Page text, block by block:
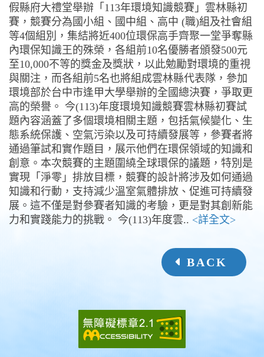
假縣府大禮堂舉辦「113年環境知識競賽」雲林縣初
賽，競賽分為國小組、國中組、高中 (職)組及社會組
等4個組別，集結將近400位環保高手齊聚一堂爭奪縣
內環保知識王的殊榮，各組前10名優勝者頒發500元
至10,000不等的獎金及獎狀，以此勉勵對環境的重視
與關注，而各組前5名也將組成雲林縣代表隊，參加
環境部於台中市逢甲大學舉辦的全國總決賽，爭取更
高的榮譽。 今(113)年度環境知識競賽雲林縣初賽試
題內容涵蓋了多個環境相關主題，包括氣候變化、生
態系統保護、空氣污染以及可持續發展等，參賽者將
通過筆試和實作題目，展示他們在環保領域的知識和
創意。本次競賽的主題圍繞全球環保的議題，特別是
實現「淨零」排放目標，競賽的設計將涉及如何通過
知識和行動，支持減少溫室氣體排放、促進可持續發
展。這不僅是對參賽者知識的考驗，更是對其創新能
力和實踐能力的挑戰。 今(113)年度雲.. <詳全文>
BACK